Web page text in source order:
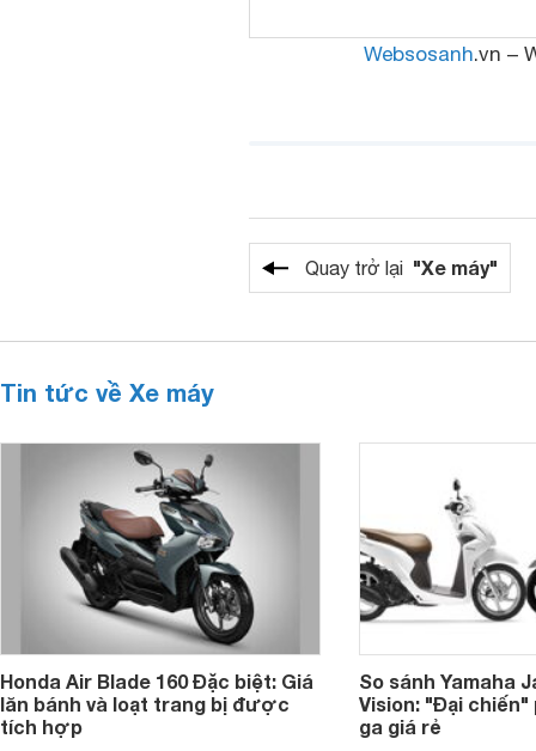
Websosanh.vn –
Quay trở lại "Xe máy"
Tin tức về Xe máy
Honda Air Blade 160 Đặc biệt: Giá
lăn bánh và loạt trang bị được
tích hợp
So sánh Yamaha
Vision: "Đại chiến"
ga giá rẻ